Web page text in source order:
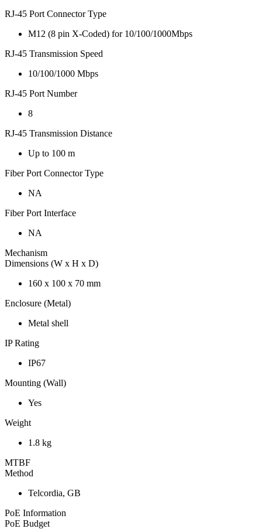
RJ-45 Port Connector Type
M12 (8 pin X-Coded) for 10/100/1000Mbps
RJ-45 Transmission Speed
10/100/1000 Mbps
RJ-45 Port Number
8
RJ-45 Transmission Distance
Up to 100 m
Fiber Port Connector Type
NA
Fiber Port Interface
NA
Mechanism
Dimensions (W x H x D)
160 x 100 x 70 mm
Enclosure (Metal)
Metal shell
IP Rating
IP67
Mounting (Wall)
Yes
Weight
1.8 kg
MTBF
Method
Telcordia, GB
PoE Information
PoE Budget